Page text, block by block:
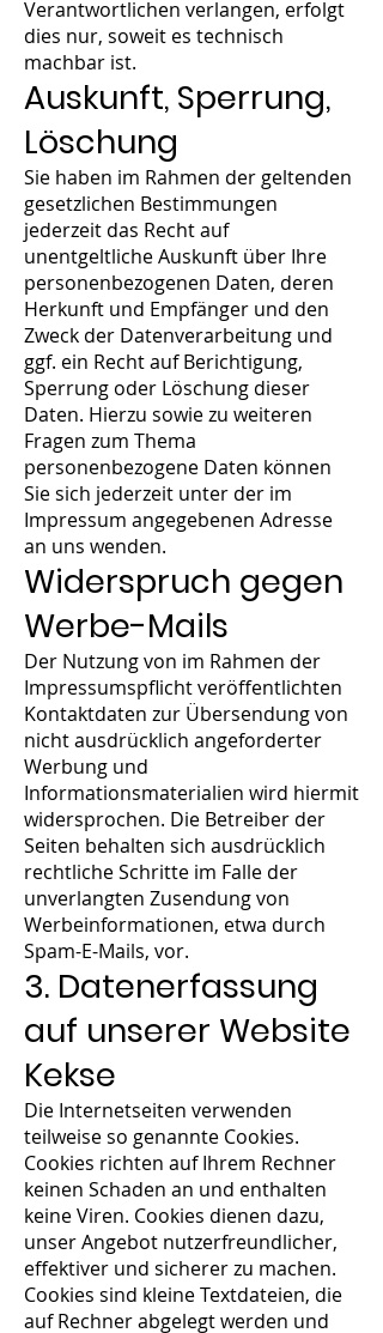
Verantwortlichen verlangen, erfolgt
dies nur, soweit es technisch
machbar ist.
Auskunft, Sperrung,
Löschung
Sie haben im Rahmen der geltenden
gesetzlichen Bestimmungen
jederzeit das Recht auf
unentgeltliche Auskunft über Ihre
personenbezogenen Daten, deren
Herkunft und Empfänger und den
Zweck der Datenverarbeitung und
ggf. ein Recht auf Berichtigung,
Sperrung oder Löschung dieser
Daten. Hierzu sowie zu weiteren
Fragen zum Thema
personenbezogene Daten können
Sie sich jederzeit unter der im
Impressum angegebenen Adresse
an uns wenden.
Widerspruch gegen
Werbe-Mails
Der Nutzung von im Rahmen der
Impressumspflicht veröffentlichten
Kontaktdaten zur Übersendung von
nicht ausdrücklich angeforderter
Werbung und
Informationsmaterialien wird hiermit
widersprochen. Die Betreiber der
Seiten behalten sich ausdrücklich
rechtliche Schritte im Falle der
unverlangten Zusendung von
Werbeinformationen, etwa durch
Spam-E-Mails, vor.
3. Datenerfassung
auf unserer Website
Kekse
Die Internetseiten verwenden
teilweise so genannte Cookies.
Cookies richten auf Ihrem Rechner
keinen Schaden an und enthalten
keine Viren. Cookies dienen dazu,
unser Angebot nutzerfreundlicher,
effektiver und sicherer zu machen.
Cookies sind kleine Textdateien, die
auf Rechner abgelegt werden und